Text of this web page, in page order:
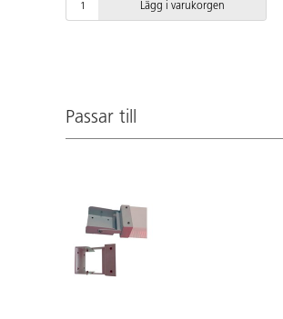
Lägg i varukorgen
Passar till